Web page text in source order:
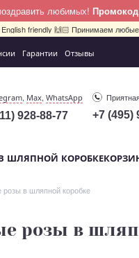
любимых!
friendly 🙌🏻 Принимаем
Гарантии Отзывы
, Max,WhatsApp
928-88-77 +7 (495)
ШЛЯПНОЙ КОРОБКЕ
розы в шляпной коробке
розы в